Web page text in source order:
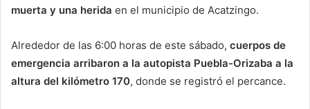
muerta y una herida en el municipio de Acatzingo.
Alrededor de las 6:00 horas de este sábado, cuerpos de
emergencia arribaron a la autopista Puebla-Orizaba a la
altura del kilómetro 170, donde se registró el percance.